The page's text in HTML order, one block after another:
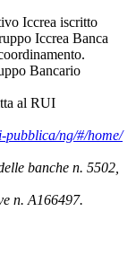
Iccrea iscritto
Iccrea Banca
Bancario
al RUI
ng/#/home/
banche n. 5502,
n. A166497.